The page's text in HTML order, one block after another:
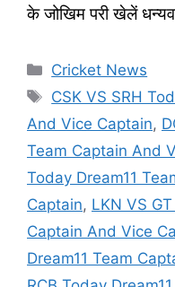
के जोखिम परी खेलें
Categories
Cricket News
Tags
CSK VS SRH
And Vice Captain,
Team Captain And
Today Dream11
Captain, LKN VS
Captain And Vice
Dream11 Team